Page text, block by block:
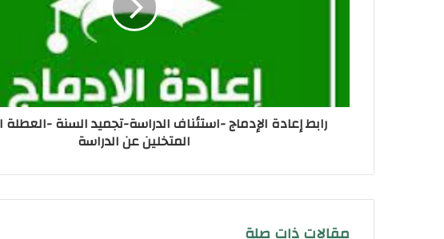
رابط إعادة الإدماج -استئناف الدراسة-تجميد السنة -العطلة
المتخلين عن الدراسة
مقالات ذات صلة